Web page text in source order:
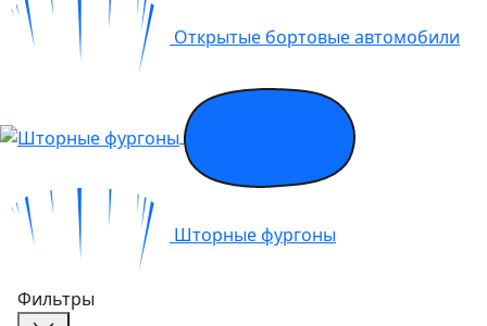
Открытые бортовые автомобили
Шторные фургоны
Фильтры